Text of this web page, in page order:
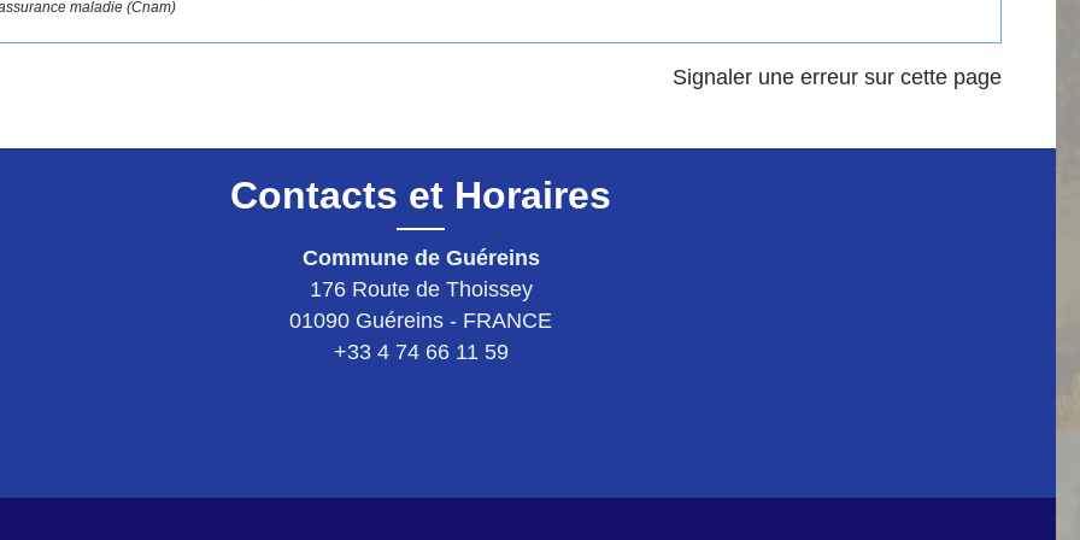
maladie (Cnam)
Signaler une erreur sur cette page
Contacts et Horaires
Commune de Guéreins
176 Route de Thoissey
01090 Guéreins - FRANCE
+33 4 74 66 11 59